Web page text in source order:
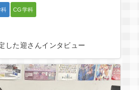
CG学科
した迎さんインタビュー